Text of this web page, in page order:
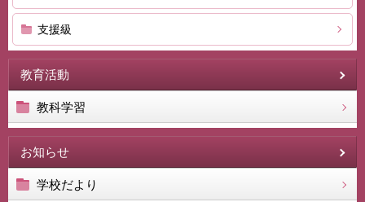
支援級
教育活動
教科学習
お知らせ
学校だより